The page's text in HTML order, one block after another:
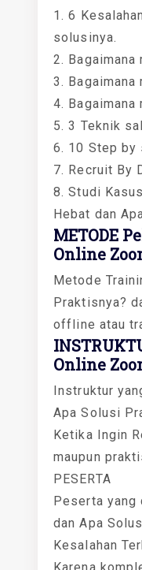
1. 6
solusinya.
2.
3.
4.
5. 3 Teknik
6. 10 Step by
7. Recruit By
8. Studi
Hebat dan
METODE
Online
Metode
Praktisnya?
offline atau
Online
Instruktur
Apa Solusi
Ketika Ingin
maupun
PESERTA
Peserta yang
dan Apa
Kesalahan